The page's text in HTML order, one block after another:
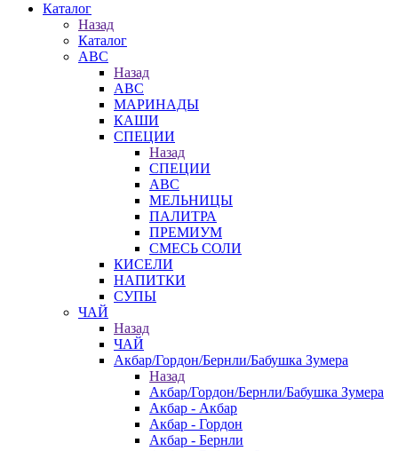
Каталог
Назад
Каталог
АВС
Назад
АВС
МАРИНАДЫ
КАШИ
СПЕЦИИ
Назад
СПЕЦИИ
АВС
МЕЛЬНИЦЫ
ПАЛИТРА
ПРЕМИУМ
СМЕСЬ СОЛИ
КИСЕЛИ
НАПИТКИ
СУПЫ
ЧАЙ
Назад
ЧАЙ
Акбар/Гордон/Бернли/Бабушка Зумера
Назад
Акбар/Гордон/Бернли/Бабушка Зумера
Акбар - Акбар
Акбар - Гордон
Акбар - Бернли